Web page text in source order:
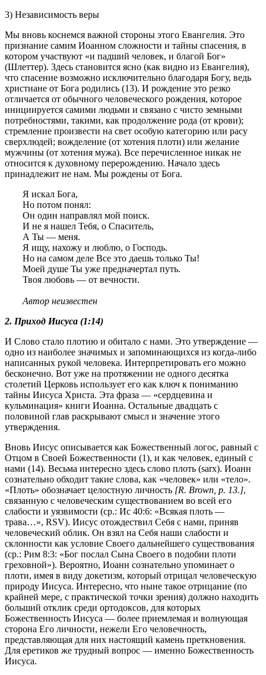
3) Независимость веры
Мы вновь коснемся важной стороны этого Евангелия. Это
признание самим Иоанном сложности и тайны спасения, в
котором участвуют «и падший человек, и благой Бог»
(Шлеттер). Здесь становится ясно (как видно из Евангелия),
что спасение возможно исключительно благодаря Богу, ведь
христиане от Бога родились (13). И рождение это резко
отличается от обычного человеческого рождения, которое
инициируется самими людьми и связано с чисто земными
потребностями, такими, как продолжение рода (от крови);
стремление произвести на свет особую категорию или расу
сверхлюдей; вожделение (от хотения плоти) или желание
мужчины (от хотения мужа). Все перечисленное никак не
относится к духовному перерождению. Начало здесь
принадлежит не нам. Мы рождены от Бога.
Я искал Бога,
Но потом понял:
Он один направлял мой поиск.
И не я нашел Тебя, о Спаситель,
А Ты — меня.
Я ищу, нахожу и люблю, о Господь.
Но на самом деле Все это даешь только Ты!
Моей душе Ты уже предначертал путь.
Твоя любовь — от вечности.
Автор неизвестен
2. Приход Иисуса (1:14)
И Слово стало плотию и обитало с нами. Это утверждение —
одно из наиболее значимых и запоминающихся из когда-либо
написанных рукой человека. Интерпретировать его можно
бесконечно. Вот уже на протяжении не одного десятка
столетий Церковь использует его как ключ к пониманию
тайны Иисуса Христа. Эта фраза — «сердцевина и
кульминация» книги Иоанна. Остальные двадцать с
половиной глав раскрывают смысл и значение этого
утверждения.
Вновь Иисус описывается как Божественный логос, равный с
Отцом в Своей Божественности (1), и как человек, единый с
нами (14). Весьма интересно здесь слово плоть (sarx). Иоанн
сознательно обходит такие слова, как «человек» или «тело».
«Плоть» обозначает целостную личность [R. Brown, р. 13.],
связанную с человеческим существованием во всей его
слабости и уязвимости (ср.: Ис 40:6: «Всякая плоть —
трава…», RSV). Иисус отождествил Себя с нами, приняв
человеческий облик. Он взял на Себя наши слабости и
склонности как условие Своего дальнейшего существования
(ср.: Рим 8:3: «Бог послал Сына Своего в подобии плоти
греховной»). Вероятно, Иоанн сознательно упоминает о
плоти, имея в виду докетизм, который отрицал человеческую
природу Иисуса. Интересно, что ныне такое отрицание (по
крайней мере, с практической точки зрения) должно находить
больший отклик среди ортодоксов, для которых
Божественность Иисуса — более приемлемая и волнующая
сторона Его личности, нежели Его человечность,
представляющая для них настоящий камень преткновения.
Для еретиков же трудный вопрос — именно Божественность
Иисуса.